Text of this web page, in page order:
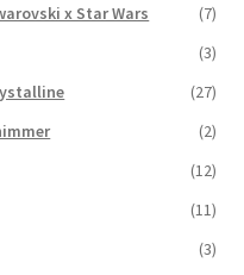
x Star Wars
(7)
(3)
(27)
(2)
(12)
(11)
(3)